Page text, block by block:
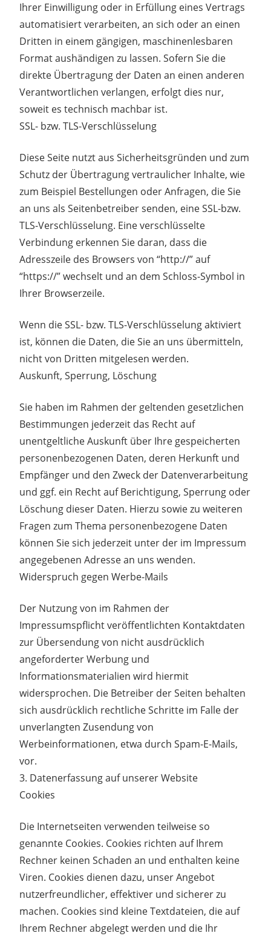
Ihrer Einwilligung oder in Erfüllung eines Vertrags
automatisiert verarbeiten, an sich oder an einen
Dritten in einem gängigen, maschinenlesbaren
Format aushändigen zu lassen. Sofern Sie die
direkte Übertragung der Daten an einen anderen
Verantwortlichen verlangen, erfolgt dies nur,
soweit es technisch machbar ist.
SSL- bzw. TLS-Verschlüsselung
Diese Seite nutzt aus Sicherheitsgründen und zum
Schutz der Übertragung vertraulicher Inhalte, wie
zum Beispiel Bestellungen oder Anfragen, die Sie
an uns als Seitenbetreiber senden, eine SSL-bzw.
TLS-Verschlüsselung. Eine verschlüsselte
Verbindung erkennen Sie daran, dass die
Adresszeile des Browsers von “http://” auf
“https://” wechselt und an dem Schloss-Symbol in
Ihrer Browserzeile.
Wenn die SSL- bzw. TLS-Verschlüsselung aktiviert
ist, können die Daten, die Sie an uns übermitteln,
nicht von Dritten mitgelesen werden.
Auskunft, Sperrung, Löschung
Sie haben im Rahmen der geltenden gesetzlichen
Bestimmungen jederzeit das Recht auf
unentgeltliche Auskunft über Ihre gespeicherten
personenbezogenen Daten, deren Herkunft und
Empfänger und den Zweck der Datenverarbeitung
und ggf. ein Recht auf Berichtigung, Sperrung oder
Löschung dieser Daten. Hierzu sowie zu weiteren
Fragen zum Thema personenbezogene Daten
können Sie sich jederzeit unter der im Impressum
angegebenen Adresse an uns wenden.
Widerspruch gegen Werbe-Mails
Der Nutzung von im Rahmen der
Impressumspflicht veröffentlichten Kontaktdaten
zur Übersendung von nicht ausdrücklich
angeforderter Werbung und
Informationsmaterialien wird hiermit
widersprochen. Die Betreiber der Seiten behalten
sich ausdrücklich rechtliche Schritte im Falle der
unverlangten Zusendung von
Werbeinformationen, etwa durch Spam-E-Mails,
vor.
3. Datenerfassung auf unserer Website
Cookies
Die Internetseiten verwenden teilweise so
genannte Cookies. Cookies richten auf Ihrem
Rechner keinen Schaden an und enthalten keine
Viren. Cookies dienen dazu, unser Angebot
nutzerfreundlicher, effektiver und sicherer zu
machen. Cookies sind kleine Textdateien, die auf
Ihrem Rechner abgelegt werden und die Ihr